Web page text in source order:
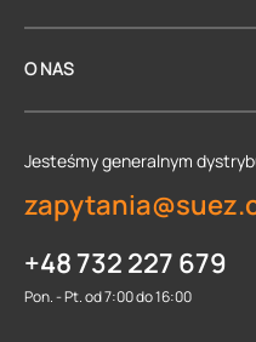
O NAS
Jesteśmy generalnym
+48 732 227 679
Pon. - Pt. od 7:00 do 16:00